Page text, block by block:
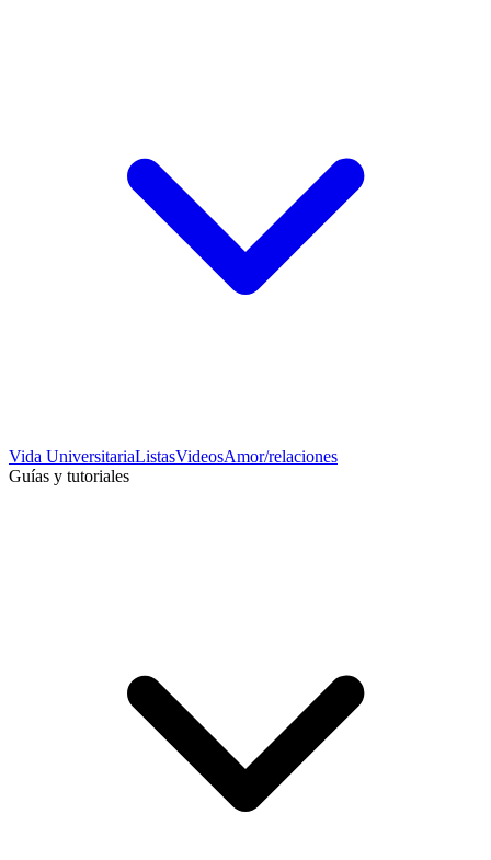
Vida UniversitariaListasVideosAmor/relaciones
Guías y tutoriales